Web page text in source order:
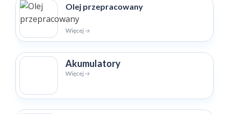
Olej przepracowany
Więcej 🡢
Akumulatory
Więcej 🡢